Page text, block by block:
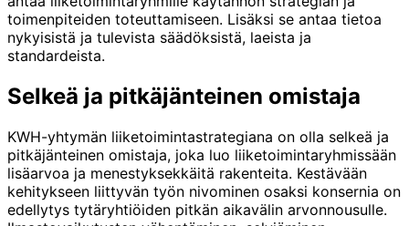
toimenpiteiden toteuttamiseen. Lisäksi se antaa tietoa
nykyisistä ja tulevista säädöksistä, laeista ja
standardeista.
Selkeä ja pitkäjänteinen omistaja
KWH-yhtymän liiketoimintastrategiana on olla selkeä ja
pitkäjänteinen omistaja, joka luo liiketoimintaryhmissään
lisäarvoa ja menestyksekkäitä rakenteita. Kestävään
kehitykseen liittyvän työn nivominen osaksi konsernia on
edellytys tytäryhtiöiden pitkän aikavälin arvonnousulle.